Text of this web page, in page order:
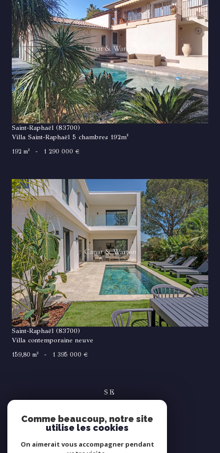
VOIR LE BIEN
Saint-Raphaël (83700)
Villa Saint-Raphaël 5 chambres 192m²
192 m² - 1 290 000 €
VOIR LE BIEN
Saint-Raphaël (83700)
Villa contemporaine neuve
159,80 m² - 1 395 000 €
SE
connecter
espace propriétaire
NOUS
Comme beaucoup, notre site
utilise les cookies
On aimerait vous accompagner pendant